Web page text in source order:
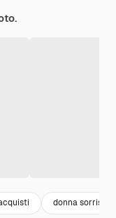
donna sorriso